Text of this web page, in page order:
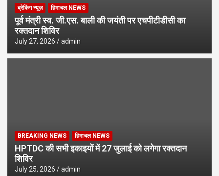
ब्रेकिंग न्यूज़ हिमाचल NEWS
पूर्व मंत्री स्व. जी.एस. बाली की जयंती पर एचपीटीडीसी का
रक्तदान शिविर
July 27, 2026 admin
BREAKING NEWS हिमाचल NEWS
HPTDC की सभी इकाइयों में 27 जुलाई को लगेगा रक्तदान
शिविर
July 25, 2026 admin